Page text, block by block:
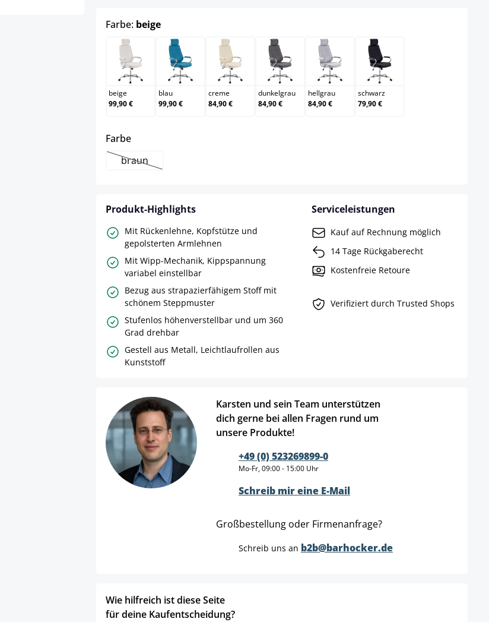
Farbe: beigeauswählen
beige
beige
99,90 €
blau
blau
99,90 €
creme
creme
84,90 €
dunkelgrau
dunkelgrau
84,90 €
hellgrau
hellgrau
84,90 €
schwarz
schwarz
79,90 €
Farbeauswählen
braun(Diese Option ist zurzeit nicht verfügbar.)
Produkt-Highlights
Mit Rückenlehne, Kopfstütze und
gepolsterten Armlehnen
Mit Wipp-Mechanik, Kippspannung
variabel einstellbar
Bezug aus strapazierfähigem Stoff mit
schönem Steppmuster
Stufenlos höhenverstellbar und um 360
Grad drehbar
Gestell aus Metall, Leichtlaufrollen aus
Kunststoff
Serviceleistungen
Kauf auf Rechnung möglich
14 Tage Rückgaberecht
Kostenfreie Retoure
Verifiziert durch Trusted Shops
Karsten und sein Team unterstützen
dich gerne bei allen Fragen rund um
unsere Produkte!
+49 (0) 523269899-0
Mo-Fr, 09:00 - 15:00 Uhr
Schreib mir eine E-Mail
Großbestellung oder Firmenanfrage?
Schreib uns an b2b@barhocker.de
Wie hilfreich ist diese Seite
für deine Kaufentscheidung?